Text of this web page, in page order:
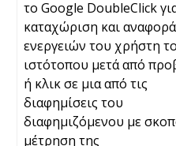
το Google DoubleClick
καταχώριση και
ενεργειών του χρήστη
ιστότοπου μετά από
ή κλικ σε μια από τις
διαφημίσεις του
διαφημιζόμενου με
μέτρηση της